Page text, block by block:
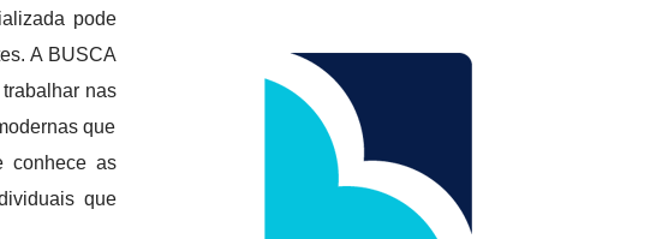
pode
A BUSCA
nas
que
conhece as
que